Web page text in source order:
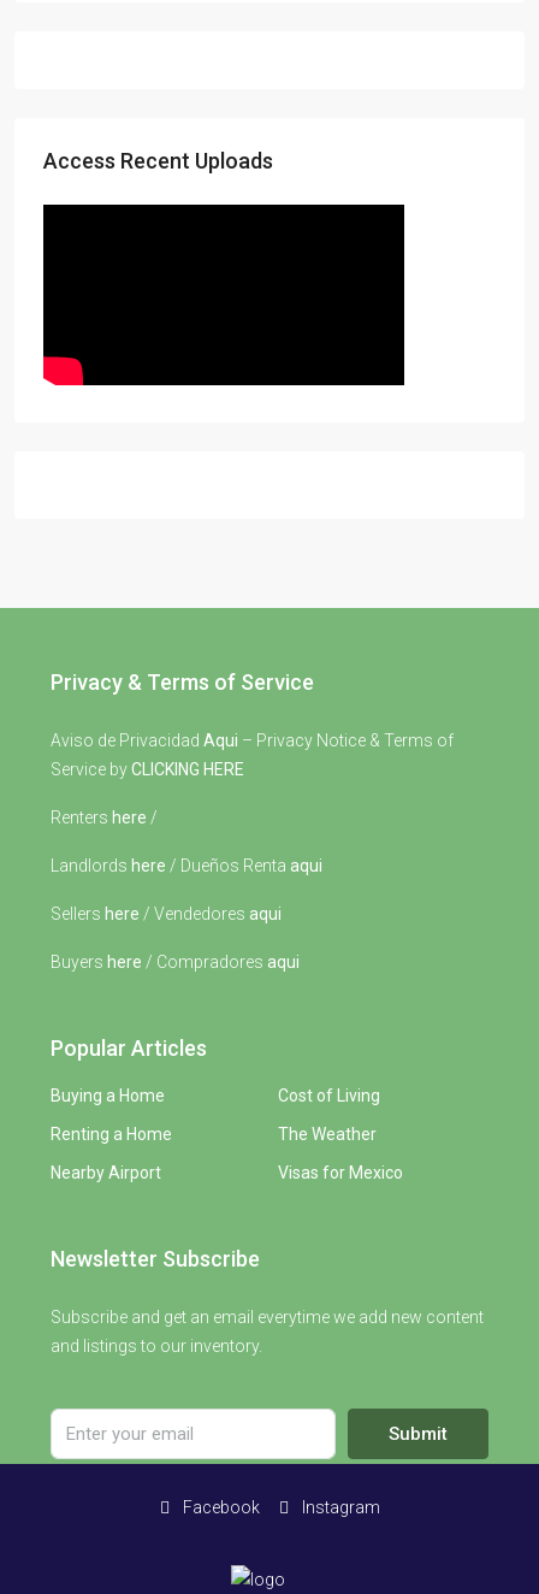
Access Recent Uploads
Privacy & Terms of Service
Aviso de Privacidad Aqui – Privacy Notice & Terms of
Service byCLICKING HERE
Renters here /
Landlords here / Dueños Renta aqui
Sellers here / Vendedores aqui
Buyers here / Compradores aqui
Popular Articles
Buying a Home
Renting a Home
Nearby Airport
Cost of Living
The Weather
Visas for Mexico
Newsletter Subscribe
Subscribe and get an email everytime we add new content
and listings to our inventory.
Submit
Facebook Instagram